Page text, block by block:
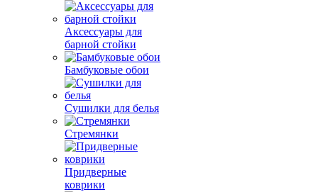
Аксессуары для
барной стойки
Бамбуковые обои
Сушилки для белья
Стремянки
Придверные
коврики